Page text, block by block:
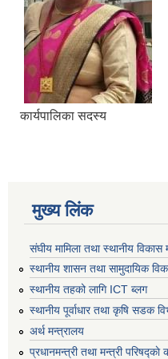
कार्यपालिका सदस्य
मुख्य लिंक
संघीय मामिला तथा स्थानीय विकास
स्थानीय शासन तथा सामुदायिक
स्थानीय तहको लागि ICT ब्लग
स्थानीय पूर्वाधार तथा कृषि सडक
अर्थ मन्त्रालय
प्रधानमन्त्री तथा मन्त्री परिषद्काे